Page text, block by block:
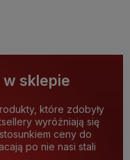
w sklepie
które zdobyły
wyróżniają się
ceny do
po nie nasi stali